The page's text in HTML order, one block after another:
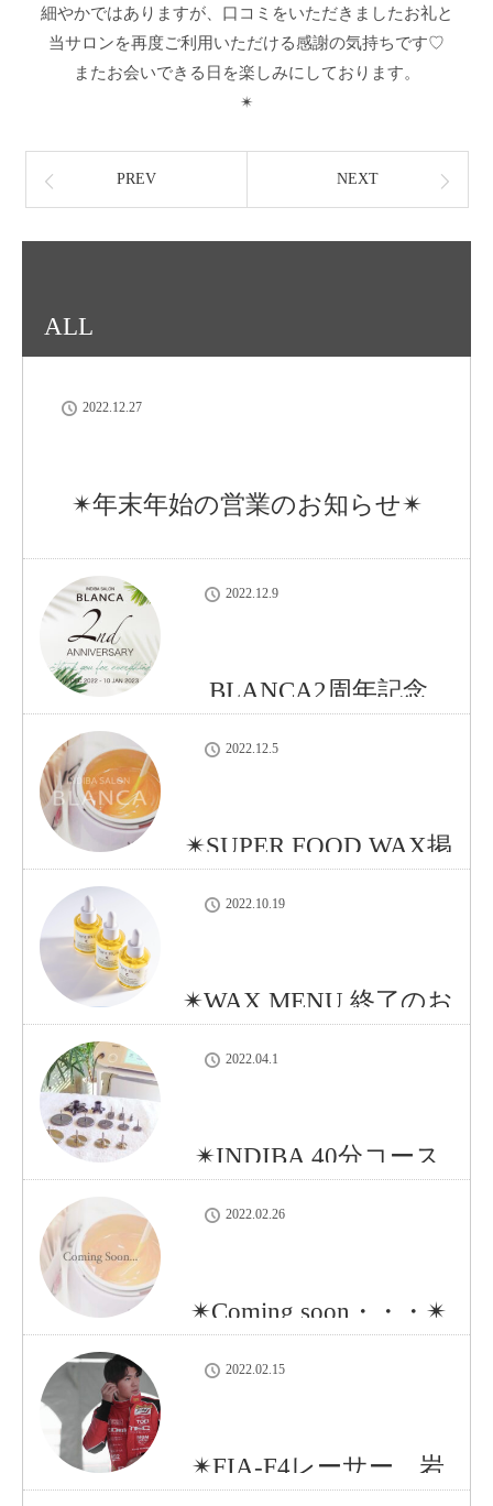
細やかではありますが、口コミをいただきましたお礼と
当サロンを再度ご利用いただける感謝の気持ちです♡
またお会いできる日を楽しみにしております。
✴︎
PREV NEXT
ALL
2022.12.27
✴︎年末年始の営業のお知らせ✴︎
2022.12.9
BLANCA2周年記念
2022.12.5
✴︎SUPER FOOD WAX掲
2022.10.19
✴︎WAX MENU 終了のお
2022.04.1
✴︎INDIBA 40分コース
2022.02.26
✴︎Coming soon・・・✴︎
2022.02.15
✴︎FIA-F4レーサー、岩